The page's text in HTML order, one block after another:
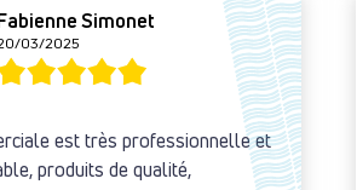
Simonet
03/2025
est très professionnelle et
produits de qualité,